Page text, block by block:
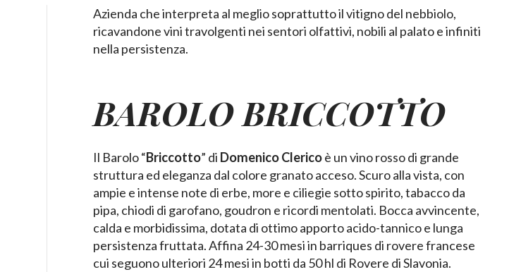
Azienda che interpreta al meglio soprattutto il vitigno del nebbiolo,
ricavandone vini travolgenti nei sentori olfattivi, nobili al palato e infiniti
nella persistenza.
BAROLO BRICCOTTO
Il Barolo “Briccotto” di Domenico Clericoè un vino rosso di grande
struttura ed eleganza dal colore granato acceso. Scuro alla vista, con
ampie e intense note di erbe, more e ciliegie sotto spirito, tabacco da
pipa, chiodi di garofano, goudron e ricordi mentolati. Bocca avvincente,
calda e morbidissima, dotata di ottimo apporto acido-tannico e lunga
persistenza fruttata. Affina 24-30 mesi in barriques di rovere francese
cui seguono ulteriori 24 mesi in botti da 50 hl di Rovere di Slavonia.